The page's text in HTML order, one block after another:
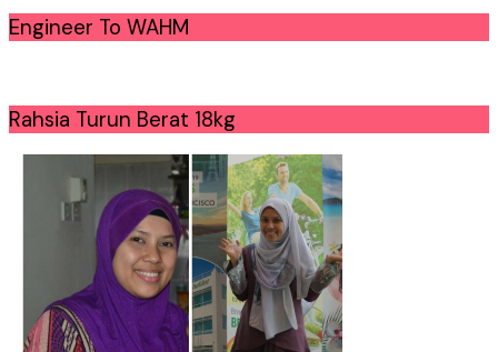
Engineer To WAHM
Rahsia Turun Berat 18kg